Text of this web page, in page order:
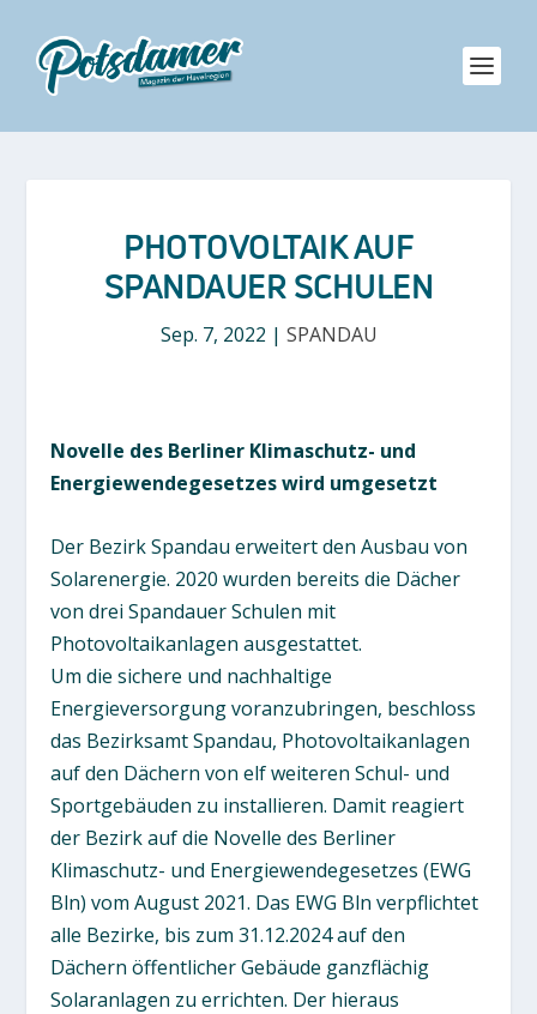
PHOTOVOLTAIK AUF
SPANDAUER SCHULEN
Sep. 7, 2022 | SPANDAU
Novelle des Berliner Klimaschutz- und
Energiewendegesetzes wird umgesetzt
Der Bezirk Spandau erweitert den Ausbau von
Solarenergie. 2020 wurden bereits die Dächer
von drei Spandauer Schulen mit
Photovoltaikanlagen ausgestattet.
Um die sichere und nachhaltige
Energieversorgung voranzubringen, beschloss
das Bezirksamt Spandau, Photovoltaikanlagen
auf den Dächern von elf weiteren Schul- und
Sportgebäuden zu installieren. Damit reagiert
der Bezirk auf die Novelle des Berliner
Klimaschutz- und Energiewendegesetzes (EWG
Bln) vom August 2021. Das EWG Bln verpflichtet
alle Bezirke, bis zum 31.12.2024 auf den
Dächern öffentlicher Gebäude ganzflächig
Solaranlagen zu errichten. Der hieraus